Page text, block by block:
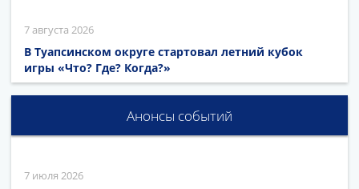
7 августа 2026
В Туапсинском округе стартовал летний кубок
игры «Что? Где? Когда?»
Анонсы событий
7 июля 2026